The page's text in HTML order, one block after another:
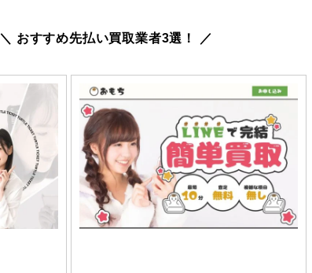
＼ おすすめ先払い買取業者3選！ ／